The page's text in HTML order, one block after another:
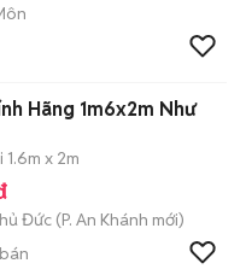
Hãng 1m6x2m Như
x 2m
Đức (P. An Khánh mới)